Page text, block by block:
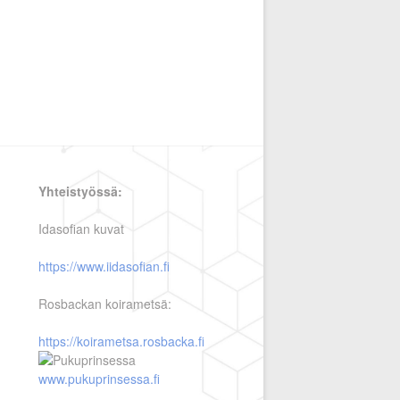
Yhteistyössä:
Idasofian kuvat
https://www.iidasofian.fi
Rosbackan koirametsä:
https://koirametsa.rosbacka.fi
www.pukuprinsessa.fi